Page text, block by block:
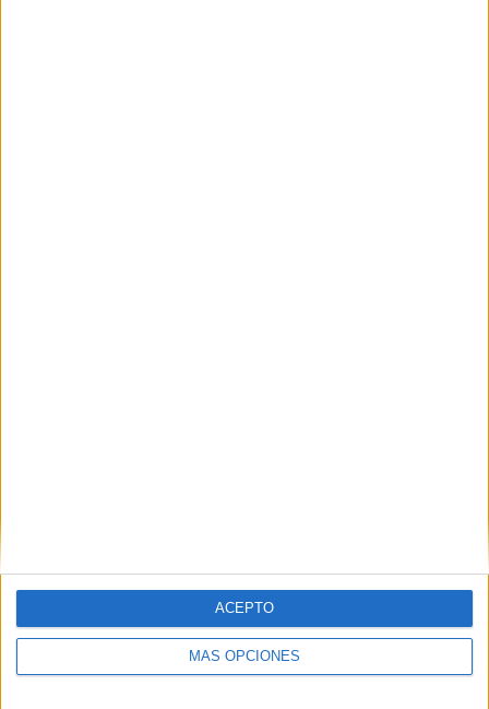
MÁS OPCIONES
ACEPTO